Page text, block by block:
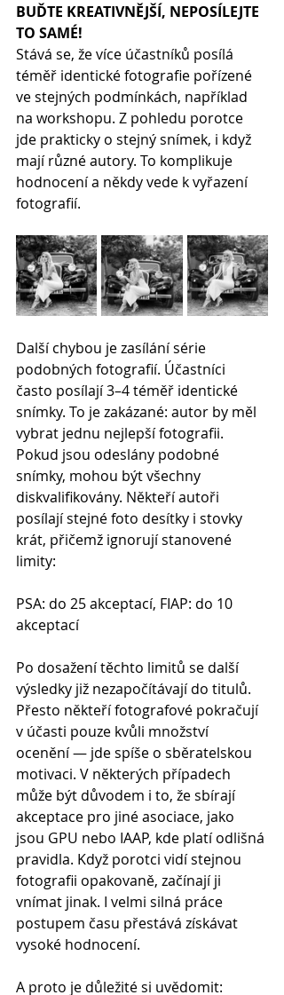
BUĎTE KREATIVNĚJŠÍ, NEPOSÍLEJTE
TO SAMÉ!
Stává se, že více účastníků posílá
téměř identické fotografie pořízené
ve stejných podmínkách, například
na workshopu. Z pohledu porotce
jde prakticky o stejný snímek, i když
mají různé autory. To komplikuje
hodnocení a někdy vede k vyřazení
fotografií.
Další chybou je zasílání série
podobných fotografií. Účastníci
často posílají 3–4 téměř identické
snímky. To je zakázané: autor by měl
vybrat jednu nejlepší fotografii.
Pokud jsou odeslány podobné
snímky, mohou být všechny
diskvalifikovány. Někteří autoři
posílají stejné foto desítky i stovky
krát, přičemž ignorují stanovené
limity:
PSA: do 25 akceptací, FIAP: do 10
akceptací
Po dosažení těchto limitů se další
výsledky již nezapočítávají do titulů.
Přesto někteří fotografové pokračují
v účasti pouze kvůli množství
ocenění — jde spíše o sběratelskou
motivaci. V některých případech
může být důvodem i to, že sbírají
akceptace pro jiné asociace, jako
jsou GPU nebo IAAP, kde platí odlišná
pravidla. Když porotci vidí stejnou
fotografii opakovaně, začínají ji
vnímat jinak. I velmi silná práce
postupem času přestává získávat
vysoké hodnocení.
A proto je důležité si uvědomit: